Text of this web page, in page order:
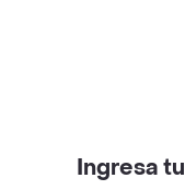
Ingresa